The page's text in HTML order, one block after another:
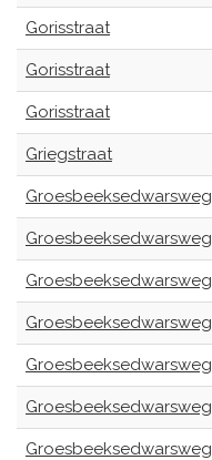
Gorisstraat
Gorisstraat
Gorisstraat
Griegstraat
Groesbeeksedwarsweg
Groesbeeksedwarsweg
Groesbeeksedwarsweg
Groesbeeksedwarsweg
Groesbeeksedwarsweg
Groesbeeksedwarsweg
Groesbeeksedwarsweg